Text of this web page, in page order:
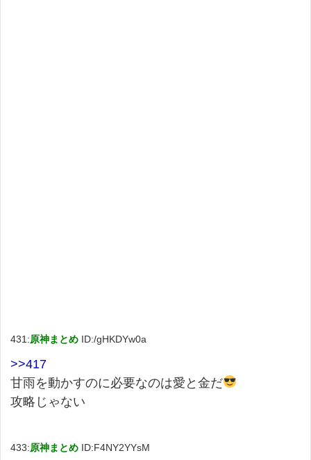
431:原神まとめ ID:/gHKDYw0a
>>417
甘雨を動かすのに必要なのは愛と金だ
攻略じゃない
433:原神まとめ ID:F4NY2YYsM